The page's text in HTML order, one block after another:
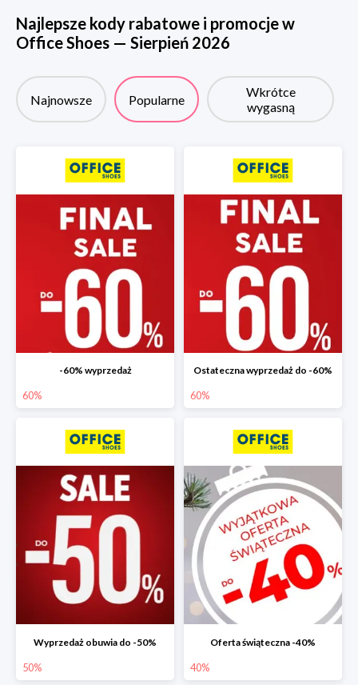
Najlepsze kody rabatowe i promocje w
Office Shoes — Sierpień 2026
Najnowsze Popularne
Wkrótce
wygasną
-60% wyprzedaż
60%
Ostateczna wyprzedaż do -60%
60%
Wyprzedaż obuwia do -50%
50%
Oferta świąteczna -40%
40%